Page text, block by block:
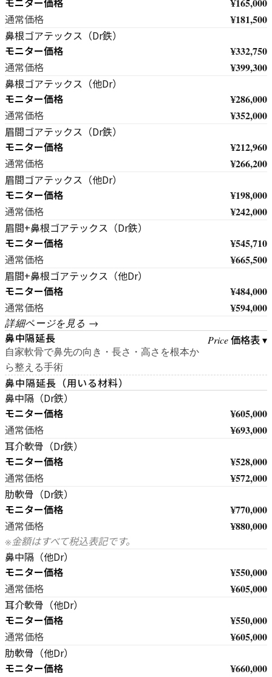
通常価格 ¥181,500
鼻根ゴアテックス（Dr鉄）
モニター価格 ¥332,750
通常価格 ¥399,300
鼻根ゴアテックス（他Dr）
モニター価格 ¥286,000
通常価格 ¥352,000
眉間ゴアテックス（Dr鉄）
モニター価格 ¥212,960
通常価格 ¥266,200
眉間ゴアテックス（他Dr）
モニター価格 ¥198,000
通常価格 ¥242,000
眉間+鼻根ゴアテックス（Dr鉄）
モニター価格 ¥545,710
通常価格 ¥665,500
眉間+鼻根ゴアテックス（他Dr）
モニター価格 ¥484,000
通常価格 ¥594,000
詳細ページを見る →
鼻中隔延長
自家軟骨で鼻先の向き・長さ・高さを根本か
ら整える手術
Price価格表 ▾
鼻中隔延長（用いる材料）
鼻中隔（Dr鉄）
モニター価格 ¥605,000
通常価格 ¥693,000
耳介軟骨（Dr鉄）
モニター価格 ¥528,000
通常価格 ¥572,000
肋軟骨（Dr鉄）
モニター価格 ¥770,000
通常価格 ¥880,000
※金額はすべて税込表記です。
鼻中隔（他Dr）
モニター価格 ¥550,000
通常価格 ¥605,000
耳介軟骨（他Dr）
モニター価格 ¥550,000
通常価格 ¥605,000
肋軟骨（他Dr）
モニター価格 ¥660,000